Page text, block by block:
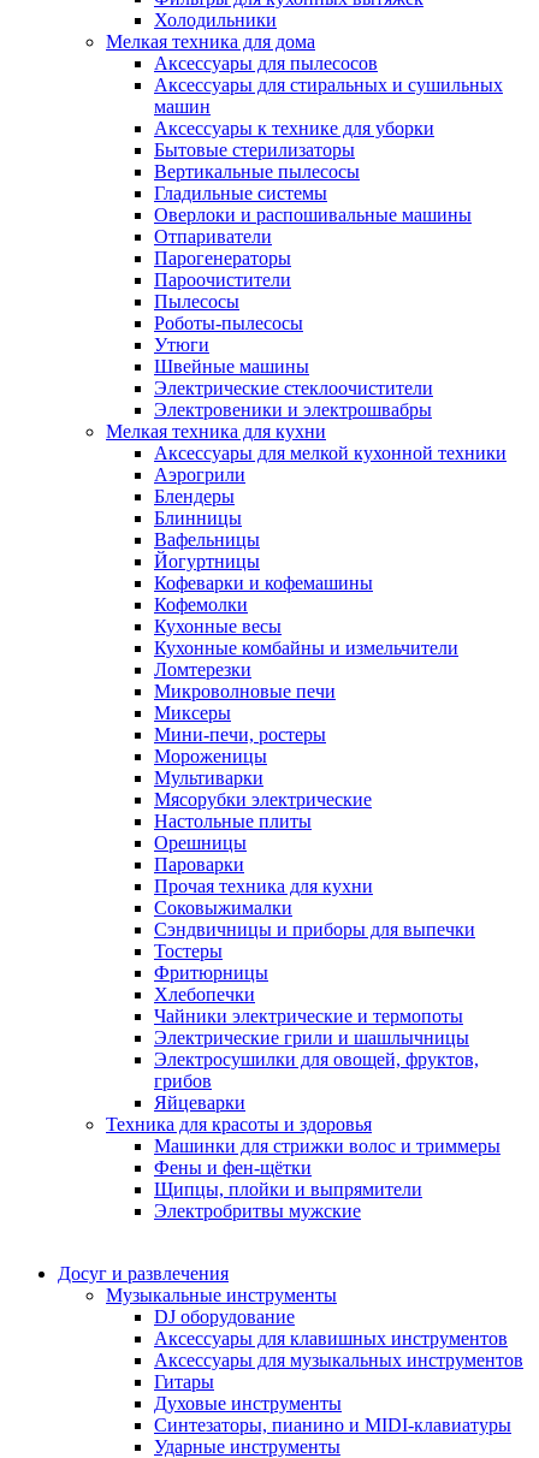
Холодильники
Мелкая техника для дома
Аксессуары для пылесосов
Аксессуары для стиральных и сушильных
машин
Аксессуары к технике для уборки
Бытовые стерилизаторы
Вертикальные пылесосы
Гладильные системы
Оверлоки и распошивальные машины
Отпариватели
Парогенераторы
Пароочистители
Пылесосы
Роботы-пылесосы
Утюги
Швейные машины
Электрические стеклоочистители
Электровеники и электрошвабры
Мелкая техника для кухни
Аксессуары для мелкой кухонной техники
Аэрогрили
Блендеры
Блинницы
Вафельницы
Йогуртницы
Кофеварки и кофемашины
Кофемолки
Кухонные весы
Кухонные комбайны и измельчители
Ломтерезки
Микроволновые печи
Миксеры
Мини-печи, ростеры
Мороженицы
Мультиварки
Мясорубки электрические
Настольные плиты
Орешницы
Пароварки
Прочая техника для кухни
Соковыжималки
Сэндвичницы и приборы для выпечки
Тостеры
Фритюрницы
Хлебопечки
Чайники электрические и термопоты
Электрические грили и шашлычницы
Электросушилки для овощей, фруктов,
грибов
Яйцеварки
Техника для красоты и здоровья
Машинки для стрижки волос и триммеры
Фены и фен-щётки
Щипцы, плойки и выпрямители
Электробритвы мужские
Досуг и развлечения
Музыкальные инструменты
DJ оборудование
Аксессуары для клавишных инструментов
Аксессуары для музыкальных инструментов
Гитары
Духовые инструменты
Синтезаторы, пианино и MIDI-клавиатуры
Ударные инструменты